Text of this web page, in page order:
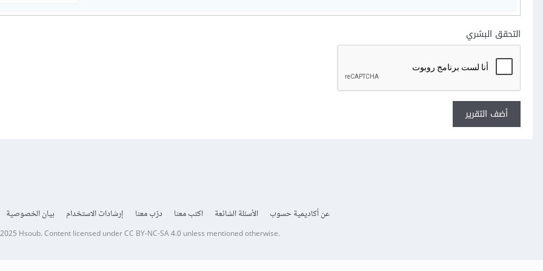
التحقق البشري
أضف التقرير
عن أكاديمية حسوب الأسئلة الشائعة اكتب معنا درّب معنا إرشادات الاستخدام بيان الخصوصية
Hsoub.Content licensed underCC BY-NC-SA 4.0unless mentioned otherwise.